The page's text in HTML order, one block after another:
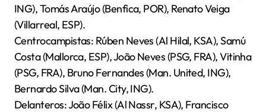
ING), Tomás Araújo (Benfica, POR), Renato Veiga
(Villarreal, ESP).
Centrocampistas: Rúben Neves (Al Hilal, KSA), Samú
Costa (Mallorca, ESP), João Neves (PSG, FRA), Vitinha
(PSG, FRA), Bruno Fernandes (Man. United, ING),
Bernardo Silva (Man. City, ING).
Delanteros: João Félix (Al Nassr, KSA), Francisco